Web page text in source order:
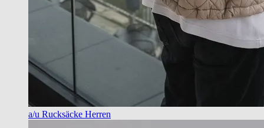
a/u Rucksäcke Herren